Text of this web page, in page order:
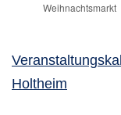
Weihnachtsmarkt
Holtheim